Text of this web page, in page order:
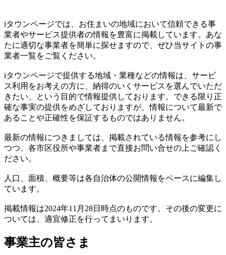
iタウンページでは、お住まいの地域において信頼できる事
業者やサービス提供者の情報を豊富に掲載しています。あな
たに適切な事業者を簡単に探せますので、ぜひ当サイトの事
業者一覧をご覧ください。
iタウンページで提供する地域・業種などの情報は、サービ
ス利用をお考えの方に、納得のいくサービスを選んでいただ
きたい、という目的で情報提供しております。できる限り正
確な事実の提供をめざしておりますが、情報について最新で
あることや正確性を保証するものではありません。
最新の情報につきましては、掲載されている情報を参考にし
つつ、各市区役所や事業者まで直接お問い合せの上ご確認く
ださい。
人口、面積、概要等は各自治体の公開情報をベースに編集し
ています。
掲載情報は2024年11月28日時点のものです。その後の変更に
ついては、適宜修正を行ってまいります。
事業主の皆さま